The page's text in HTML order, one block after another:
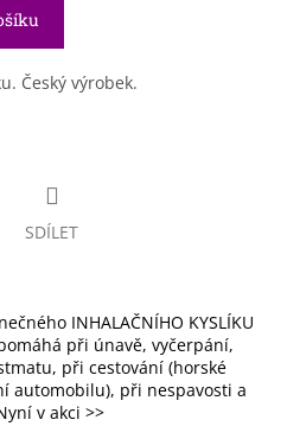
Český výrobek.
SDÍLET
INHALAČNÍHO KYSLÍKU
při únavě, vyčerpání,
při cestování (horské
automobilu), při nespavosti a
v akci >>